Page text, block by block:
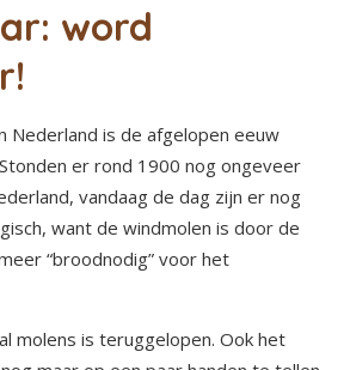
word
Nederland is de afgelopen eeuw
er rond 1900 nog ongeveer
vandaag de dag zijn er nog
want de windmolen is door de
“broodnodig” voor het
molens is teruggelopen. Ook het